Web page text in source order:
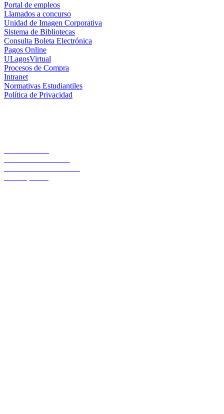
Portal de empleos
Llamados a concurso
Unidad de Imagen Corporativa
Sistema de Bibliotecas
Consulta Boleta Electrónica
Pagos Online
ULagosVirtual
Procesos de Compra
Intranet
Normativas Estudiantiles
Política de Privacidad